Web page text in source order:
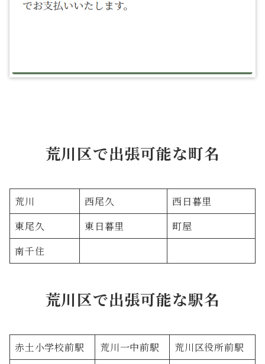
荒川区で出張可能な町名
荒川 西尾久
西日暮里
東尾久
東日暮里
町屋
南千住
荒川区で出張可能な駅名
赤土小学校前駅 荒川一中前駅
荒川区役所前駅